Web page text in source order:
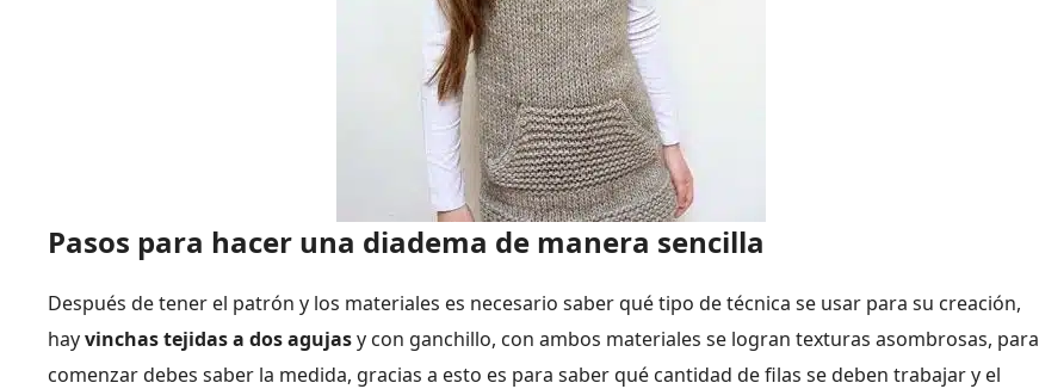
Pasos para hacer una diadema de manera sencilla
Después de tener el patrón y los materiales es necesario saber qué tipo de técnica se usar para su creación,
hayvinchas tejidas a dos agujasy con ganchillo, con ambos materiales se logran texturas asombrosas, para
comenzar debes saber la medida, gracias a esto es para saber qué cantidad de filas se deben trabajar y el